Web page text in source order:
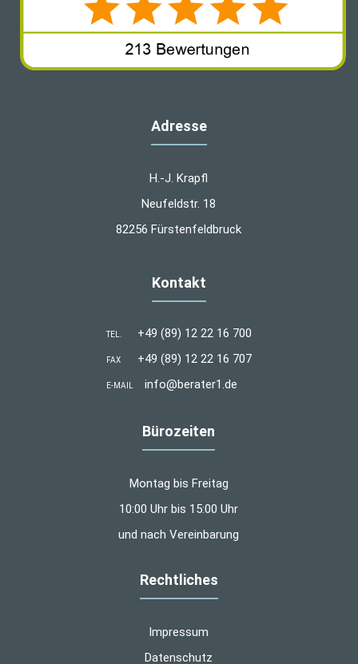
Adresse
H.-J. Krapfl
Neufeldstr. 18
82256 Fürstenfeldbruck
Kontakt
TEL. +49 (89) 12 22 16 700
FAX +49 (89) 12 22 16 707
E-MAIL info@berater1.de
Bürozeiten
Montag bis Freitag
10:00 Uhr bis 15:00 Uhr
und nach Vereinbarung
Rechtliches
Impressum
Datenschutz